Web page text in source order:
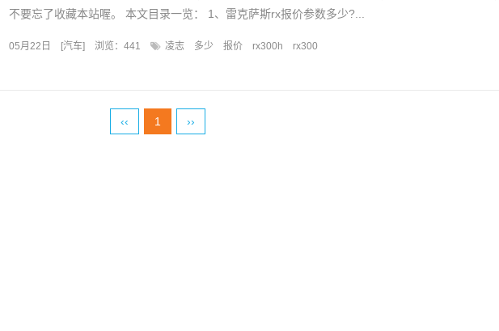
不要忘了收藏本站喔。 本文目录一览： 1、雷克萨斯rx报价参数多少?...
05月22日 [汽车] 浏览：441 凌志 多少 报价 rx300h rx300
‹‹ 1 ››